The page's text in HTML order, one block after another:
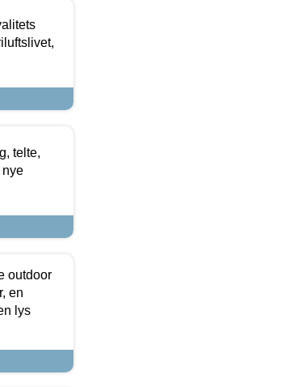
telte,
outdoor
en
lys